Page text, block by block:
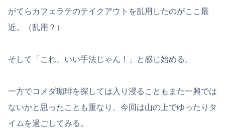
がてらカフェラテのテイクアウトを乱用したのがここ最
近。（乱用？）
そして「これ、いい手法じゃん！」と感じ始める。
一方でコメダ珈琲を探しては入り浸ることもまた一興では
ないかと思ったことも重なり、今回は山の上でゆったりタ
イムを過ごしてみる。